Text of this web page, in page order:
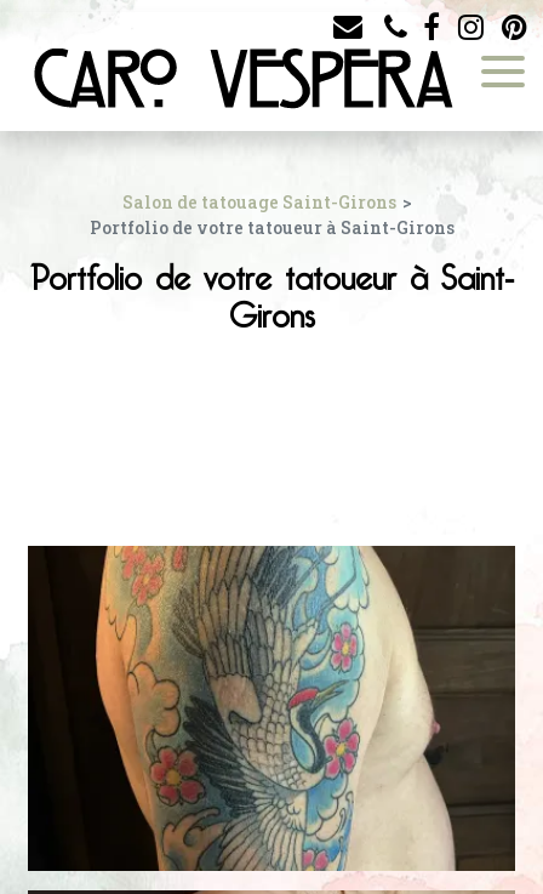
Salon de tatouage Saint-Girons
Portfolio de votre tatoueur à Saint-Girons
Portfolio de votre tatoueur à Saint-
Girons
Panneau de gestion des cookies